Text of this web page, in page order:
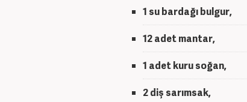
1 su bardağı bulgur,
12 adet mantar,
1 adet kuru soğan,
2 diş sarımsak,